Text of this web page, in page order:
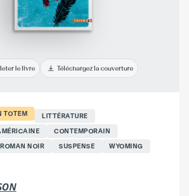
le livre Téléchargez la couverture
TOTEM
LITTÉRATURE
CONTEMPORAIN
ROMAN NOIR SUSPENSE WYOMING